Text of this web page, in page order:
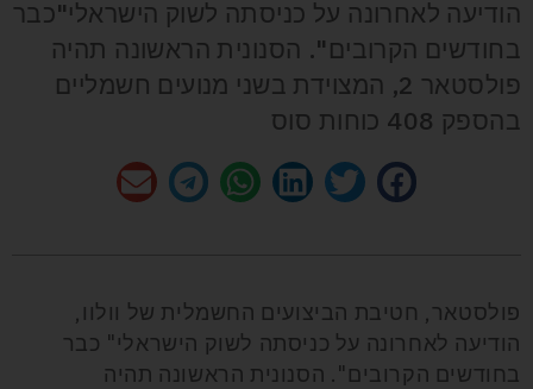
הודיעה לאחרונה על כניסתה לשוק הישראלי"כבר
בחודשים הקרובים". הסנונית הראשונה תהיה
פולסטאר 2, המצוידת בשני מנועים חשמליים
בהספק 408 כוחות סוס
פולסטאר, חטיבת הביצועים החשמלית של וולוו,
הודיעה לאחרונה על כניסתה לשוק הישראלי" כבר
בחודשים הקרובים". הסנונית הראשונה תהיה